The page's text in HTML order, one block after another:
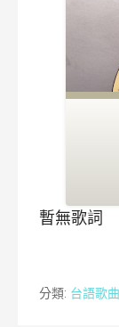
暫無歌詞
分類: 台語歌曲